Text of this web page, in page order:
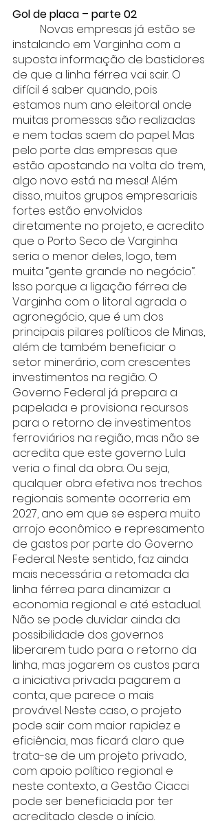
Gol de placa – parte 02
instalando em Varginha com a
suposta informação de bastidores
de que a linha férrea vai sair. O
difícil é saber quando, pois
estamos num ano eleitoral onde
muitas promessas são realizadas
e nem todas saem do papel. Mas
pelo porte das empresas que
estão apostando na volta do trem,
algo novo está na mesa! Além
disso, muitos grupos empresariais
fortes estão envolvidos
diretamente no projeto, e acredito
que o Porto Seco de Varginha
seria o menor deles, logo, tem
muita “gente grande no negócio”.
Isso porque a ligação férrea de
Varginha com o litoral agrada o
agronegócio, que é um dos
principais pilares políticos de Minas,
além de também beneficiar o
setor minerário, com crescentes
investimentos na região. O
Governo Federal já prepara a
papelada e provisiona recursos
para o retorno de investimentos
ferroviários na região, mas não se
acredita que este governo Lula
veria o final da obra. Ou seja,
qualquer obra efetiva nos trechos
regionais somente ocorreria em
2027, ano em que se espera muito
arrojo econômico e represamento
de gastos por parte do Governo
Federal. Neste sentido, faz ainda
mais necessária a retomada da
linha férrea para dinamizar a
economia regional e até estadual.
Não se pode duvidar ainda da
possibilidade dos governos
liberarem tudo para o retorno da
linha, mas jogarem os custos para
a iniciativa privada pagarem a
conta, que parece o mais
provável. Neste caso, o projeto
pode sair com maior rapidez e
eficiência, mas ficará claro que
trata-se de um projeto privado,
com apoio político regional e
neste contexto, a Gestão Ciacci
pode ser beneficiada por ter
acreditado desde o início.